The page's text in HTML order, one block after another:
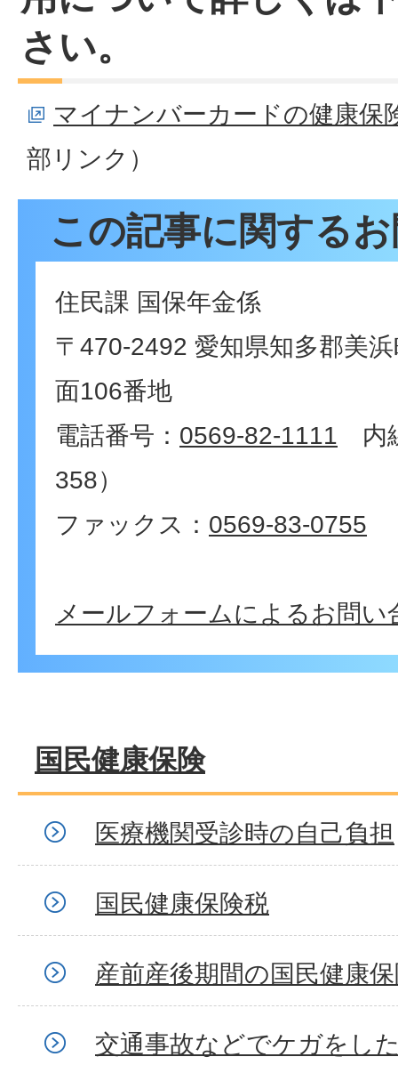
さい。
マイナンバーカードの健康保
部リンク）
この記事に関する
住民課 国保年金係
〒470-2492 愛知県知多郡美
面106番地
電話番号： 0569-82-1111 内
358）
ファックス： 0569-83-0755
メールフォームによるお問い
国民健康保険
医療機関受診時の自己負担
国民健康保険税
産前産後期間の国民健康
交通事故などでケガをし